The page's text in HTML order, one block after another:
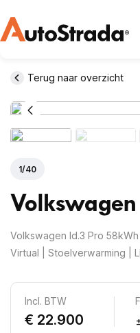
Terug naar overzicht
1/40
Volkswagen
Volkswagen Id.3 Pro 58kWh
Virtual | Stoelverwarming |
Incl. BTW
€ 22.900